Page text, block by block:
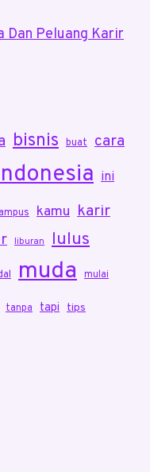
Dan Peluang Karir
bisnis buat cara
ini
kamu karir
liburan lulus
muda mulai
tanpa tapi tips